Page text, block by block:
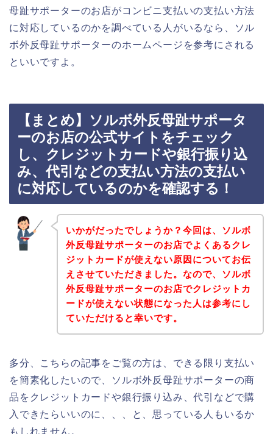
母趾サポーターのお店がコンビニ支払いの支払い方法
に対応しているのかを調べている人がいるなら、ソル
ボ外反母趾サポーターのホームページを参考にされる
といいですよ。
【まとめ】ソルボ外反母趾サポータ
ーのお店の公式サイトをチェック
し、クレジットカードや銀行振り込
み、代引などの支払い方法の支払い
に対応しているのかを確認する！
いかがだったでしょうか？今回は、ソルボ
外反母趾サポーターのお店でよくあるクレ
ジットカードが使えない原因についてお伝
えさせていただきました。なので、ソルボ
外反母趾サポーターのお店でクレジットカ
ードが使えない状態になった人は参考にし
ていただけると幸いです。
多分、こちらの記事をご覧の方は、できる限り支払い
を簡素化したいので、ソルボ外反母趾サポーターの商
品をクレジットカードや銀行振り込み、代引などで購
入できたらいいのに、、、と、思っている人もいるか
もしれません。